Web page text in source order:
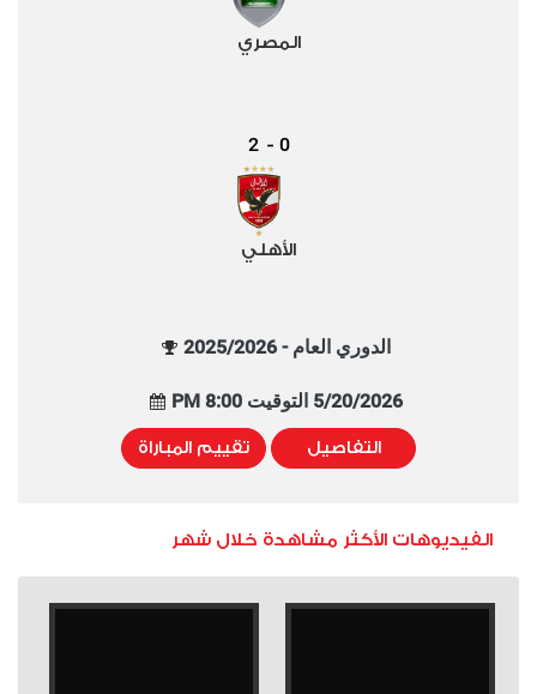
المصري
0
-
2
الأهلي
الدوري العام - 2025/2026
5/20/2026 التوقيت 8:00 PM
التفاصيل تقييم المباراة
الفيديوهات الأكثر مشاهدة خلال شهر